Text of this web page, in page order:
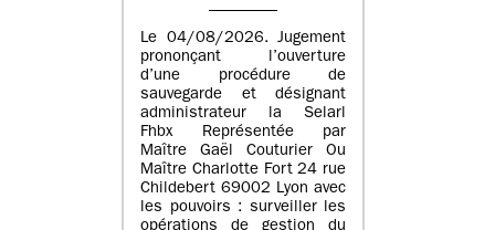
Le 04/08/2026. Jugement
prononçant l’ouverture
d’une procédure de
sauvegarde et désignant
administrateur la Selarl
Fhbx Représentée par
Maître Gaël Couturier Ou
Maître Charlotte Fort 24 rue
Childebert 69002 Lyon avec
les pouvoirs : surveiller les